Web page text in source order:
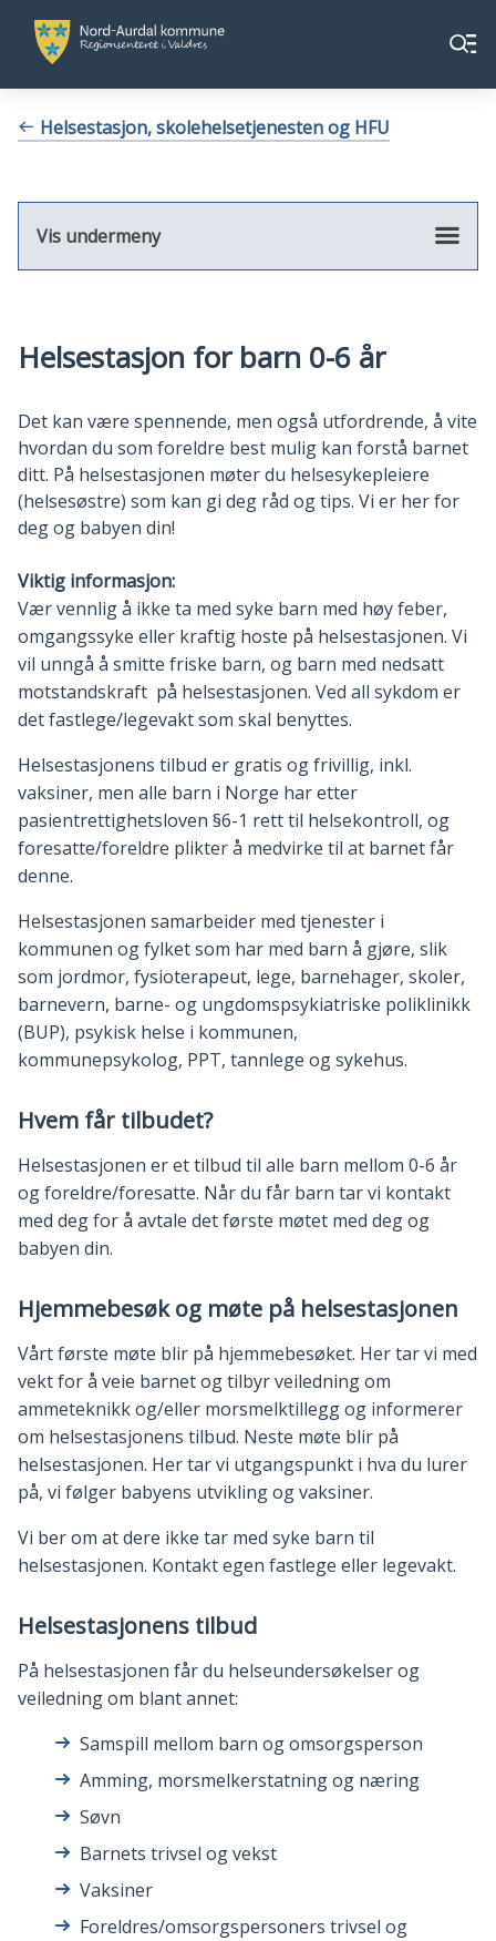
Nord-
Aurdal
kommune
Aurdal
kommune
Meny
Du Helsestasjon, skolehelsetjenesten og HFU
Vis undermeny
Helsestasjon for barn 0-6 år
Det kan være spennende, men også utfordrende, å vite
hvordan du som foreldre best mulig kan forstå barnet
ditt. På helsestasjonen møter du helsesykepleiere
(helsesøstre) som kan gi deg råd og tips. Vi er her for
deg og babyen din!
Viktig informasjon:
Vær vennlig å ikke ta med syke barn med høy feber,
omgangssyke eller kraftig hoste på helsestasjonen. Vi
vil unngå å smitte friske barn, og barn med nedsatt
motstandskraft på helsestasjonen. Ved all sykdom er
det fastlege/legevakt som skal benyttes.
Helsestasjonens tilbud er gratis og frivillig, inkl.
vaksiner, men alle barn i Norge har etter
pasientrettighetsloven §6-1 rett til helsekontroll, og
foresatte/foreldre plikter å medvirke til at barnet får
denne.
Helsestasjonen samarbeider med tjenester i
kommunen og fylket som har med barn å gjøre, slik
som jordmor, fysioterapeut, lege, barnehager, skoler,
barnevern, barne- og ungdomspsykiatriske poliklinikk
(BUP), psykisk helse i kommunen,
kommunepsykolog, PPT, tannlege og sykehus.
Hvem får tilbudet?
Helsestasjonen er et tilbud til alle barn mellom 0-6 år
og foreldre/foresatte. Når du får barn tar vi kontakt
med deg for å avtale det første møtet med deg og
babyen din.
Hjemmebesøk og møte på helsestasjonen
Vårt første møte blir på hjemmebesøket. Her tar vi med
vekt for å veie barnet og tilbyr veiledning om
ammeteknikk og/eller morsmelktillegg og informerer
om helsestasjonens tilbud. Neste møte blir på
helsestasjonen. Her tar vi utgangspunkt i hva du lurer
på, vi følger babyens utvikling og vaksiner.
Vi ber om at dere ikke tar med syke barn til
helsestasjonen. Kontakt egen fastlege eller legevakt.
Helsestasjonens tilbud
På helsestasjonen får du helseundersøkelser og
veiledning om blant annet:
Samspill mellom barn og omsorgsperson
Amming, morsmelkerstatning og næring
Søvn
Barnets trivsel og vekst
Vaksiner
Foreldres/omsorgspersoners trivsel og